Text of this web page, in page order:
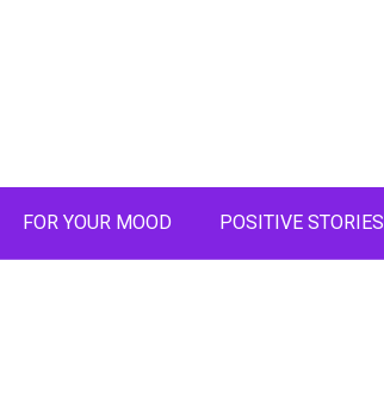
FOR YOUR MOOD POSITIVE STORIES